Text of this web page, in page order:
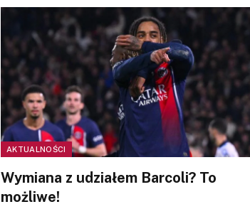
AKTUALNOŚCI
Wymiana z udziałem Barcoli? To
możliwe!